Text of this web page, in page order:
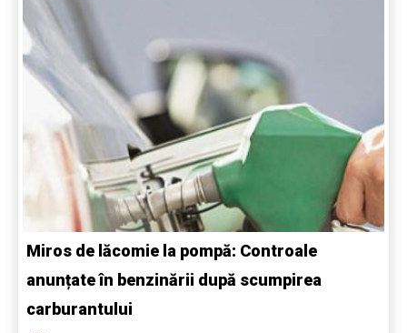
Miros de lăcomie la pompă: Controale
anunțate în benzinării după scumpirea
carburantului